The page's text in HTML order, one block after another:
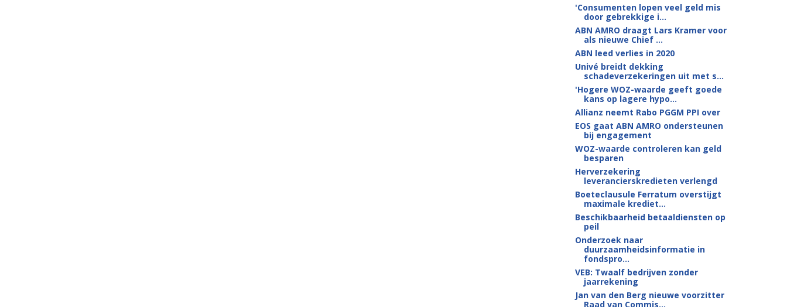
'Consumenten lopen veel geld mis
door gebrekkige i...
ABN AMRO draagt Lars Kramer voor
als nieuwe Chief ...
ABN leed verlies in 2020
Univé breidt dekking
schadeverzekeringen uit met s...
'Hogere WOZ-waarde geeft goede
kans op lagere hypo...
Allianz neemt Rabo PGGM PPI over
EOS gaat ABN AMRO ondersteunen
bij engagement
WOZ-waarde controleren kan geld
besparen
Herverzekering
leverancierskredieten verlengd
Boeteclausule Ferratum overstijgt
maximale krediet...
Beschikbaarheid betaaldiensten op
peil
Onderzoek naar
duurzaamheidsinformatie in
fondspro...
VEB: Twaalf bedrijven zonder
jaarrekening
Jan van den Berg nieuwe voorzitter
Raad van Commis...